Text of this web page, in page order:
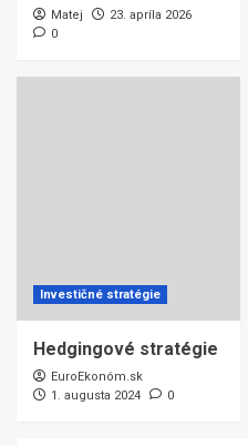
Matej
23. apríla 2026
0
Investičné stratégie
Hedgingové stratégie
EuroEkonóm.sk
1. augusta 2024
0